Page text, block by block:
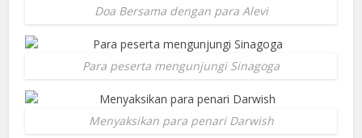
Doa Bersama dengan para Alevi
Para peserta mengunjungi Sinagoga
Menyaksikan para penari Darwish